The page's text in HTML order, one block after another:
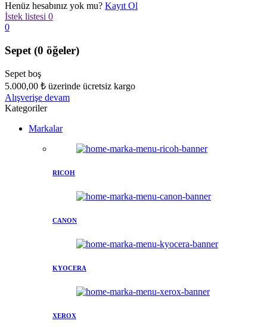
Henüz hesabınız yok mu? Kayıt Ol
İstek listesi 0
0
Sepet (0 öğeler)
Sepet boş
5.000,00 ₺ üzerinde ücretsiz kargo
Alışverişe devam
Kategoriler
Markalar
RICOH
CANON
KYOCERA
XEROX